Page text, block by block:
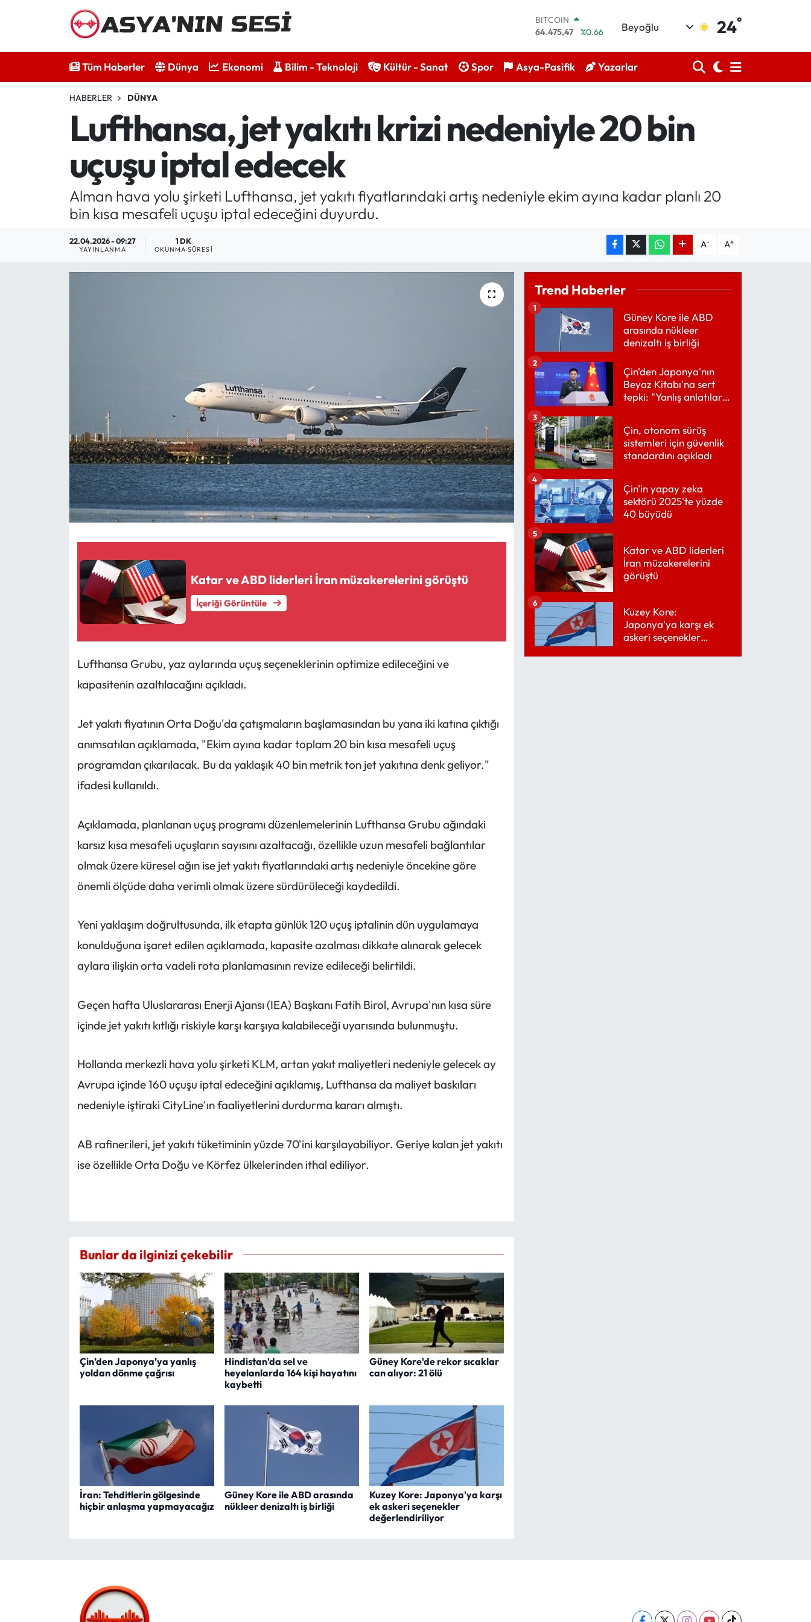
BITCOIN
64.475,47
%0.66
EURO
55,1336
%0.18
GRAM ALTIN
6527.85
%0.54
BİST100
13.703
Beyoğlu 24°
Tüm Haberler Dünya Ekonomi Bilim - Teknoloji Kültür - Sanat Spor Asya-Pasifik Yazarlar
HABERLER DÜNYA
Lufthansa, jet yakıtı krizi nedeniyle 20 bin
uçuşu iptal edecek
Alman hava yolu şirketi Lufthansa, jet yakıtı fiyatlarındaki artış nedeniyle ekim ayına kadar planlı 20
bin kısa mesafeli uçuşu iptal edeceğini duyurdu.
22.04.2026 - 09:27
YAYINLANMA
1 DK
OKUNMA SÜRESI A- A+
Katar ve ABD liderleri İran müzakerelerini görüştü
İçeriği Görüntüle
Lufthansa Grubu, yaz aylarında uçuş seçeneklerinin optimize edileceğini ve
kapasitenin azaltılacağını açıkladı.
Jet yakıtı fiyatının Orta Doğu'da çatışmaların başlamasından bu yana iki katına çıktığı
anımsatılan açıklamada, "Ekim ayına kadar toplam 20 bin kısa mesafeli uçuş
programdan çıkarılacak. Bu da yaklaşık 40 bin metrik ton jet yakıtına denk geliyor."
ifadesi kullanıldı.
Açıklamada, planlanan uçuş programı düzenlemelerinin Lufthansa Grubu ağındaki
karsız kısa mesafeli uçuşların sayısını azaltacağı, özellikle uzun mesafeli bağlantılar
olmak üzere küresel ağın ise jet yakıtı fiyatlarındaki artış nedeniyle öncekine göre
önemli ölçüde daha verimli olmak üzere sürdürüleceği kaydedildi.
Yeni yaklaşım doğrultusunda, ilk etapta günlük 120 uçuş iptalinin dün uygulamaya
konulduğuna işaret edilen açıklamada, kapasite azalması dikkate alınarak gelecek
aylara ilişkin orta vadeli rota planlamasının revize edileceği belirtildi.
Geçen hafta Uluslararası Enerji Ajansı (IEA) Başkanı Fatih Birol, Avrupa'nın kısa süre
içinde jet yakıtı kıtlığı riskiyle karşı karşıya kalabileceği uyarısında bulunmuştu.
Hollanda merkezli hava yolu şirketi KLM, artan yakıt maliyetleri nedeniyle gelecek ay
Avrupa içinde 160 uçuşu iptal edeceğini açıklamış, Lufthansa da maliyet baskıları
nedeniyle iştiraki CityLine'ın faaliyetlerini durdurma kararı almıştı.
AB rafinerileri, jet yakıtı tüketiminin yüzde 70'ini karşılayabiliyor. Geriye kalan jet yakıtı
ise özellikle Orta Doğu ve Körfez ülkelerinden ithal ediliyor.
Bunlar da ilginizi çekebilir
Çin’den Japonya’ya yanlış
yoldan dönme çağrısı
Hindistan'da sel ve
heyelanlarda 164 kişi hayatını
kaybetti
Güney Kore'de rekor sıcaklar
can alıyor: 21 ölü
İran: Tehditlerin gölgesinde
hiçbir anlaşma yapmayacağız
Güney Kore ile ABD arasında
nükleer denizaltı iş birliği
Kuzey Kore: Japonya'ya karşı
ek askeri seçenekler
değerlendiriliyor
Trend Haberler
Güney Kore ile ABD
arasında nükleer
denizaltı iş birliği
1
Çin'den Japonya'nın
Beyaz Kitabı'na sert
tepki: "Yanlış anlatılarla
2
Çin, otonom sürüş
sistemleri için güvenlik
standardını açıkladı
3
Çin'in yapay zeka
sektörü 2025'te yüzde
40 büyüdü
4
Katar ve ABD liderleri
İran müzakerelerini
görüştü
5
Kuzey Kore:
Japonya'ya karşı ek
askeri seçenekler
6
Bilim - Teknoloji
Kültür - Sanat